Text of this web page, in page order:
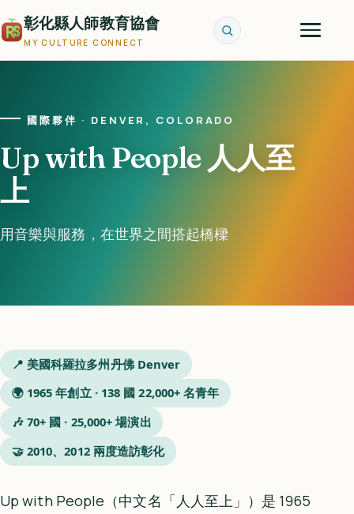
彰化縣人師教育協會
MY CULTURE CONNECT
國際夥伴 · DENVER, COLORADO
Up with People 人人至
上
用音樂與服務，在世界之間搭起橋樑
📍 美國科羅拉多州丹佛 Denver
🌍 1965 年創立 · 138 國 22,000+ 名青年
🎶 70+ 國 · 25,000+ 場演出
🤝 2010、2012 兩度造訪彰化
Up with People（中文名「人人至上」）是 1965